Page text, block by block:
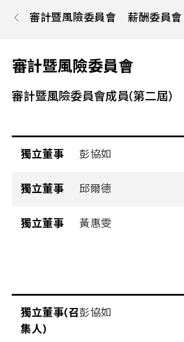
聯絡我們
新北市淡水區中正東路2段27-8
審計暨風險委員會 薪酬委員會
審計暨風險委員會
審計暨風險委員會成員(第二屆)
獨立董事 彭協如
具有五年以上工作經驗及下列專業
所需之工作經驗
獨立董事 邱爾德
具有五年以上工作經驗及下列專業
獨立董事 黃惠雯
所需之工作經驗
獨立董事(召
集人)
彭協如